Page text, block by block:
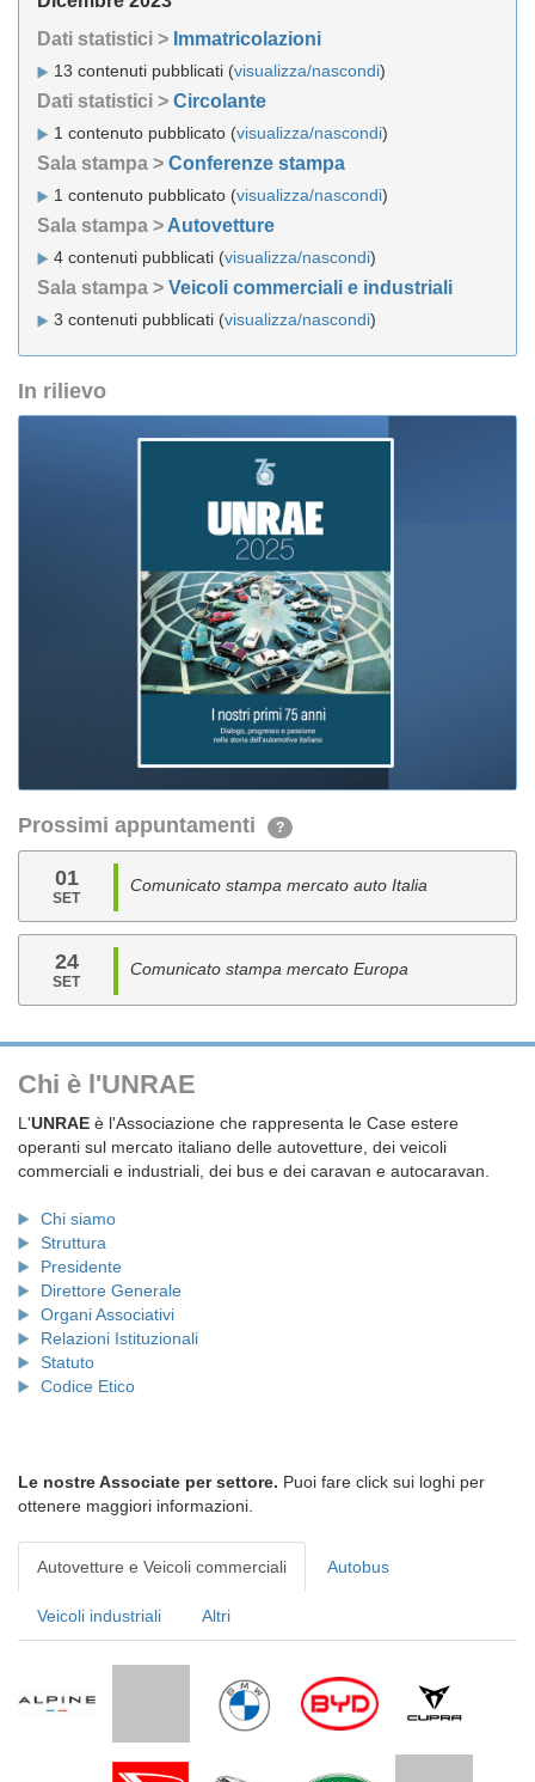
Dati statistici > Immatricolazioni
13 contenuti pubblicati (visualizza/nascondi)
Dati statistici > Circolante
1 contenuto pubblicato (visualizza/nascondi)
Sala stampa > Conferenze stampa
1 contenuto pubblicato (visualizza/nascondi)
Sala stampa > Autovetture
4 contenuti pubblicati (visualizza/nascondi)
Sala stampa > Veicoli commerciali e industriali
3 contenuti pubblicati (visualizza/nascondi)
In rilievo
Prossimi appuntamenti ?
01
SET
Comunicato stampa mercato auto Italia
24
SET
Comunicato stampa mercato Europa
Chi è l'UNRAE
L'UNRAE è l'Associazione che rappresenta le Case estere
operanti sul mercato italiano delle autovetture, dei veicoli
commerciali e industriali, dei bus e dei caravan e autocaravan.
Chi siamo
Struttura
Presidente
Direttore Generale
Organi Associativi
Relazioni Istituzionali
Statuto
Codice Etico
Le nostre Associate per settore. Puoi fare click sui loghi per
ottenere maggiori informazioni.
Autovetture e Veicoli commerciali Autobus
Veicoli industriali Altri